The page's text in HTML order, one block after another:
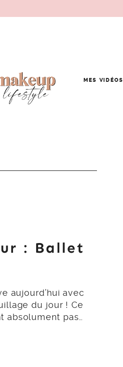
MES VIDÉOS
: Ballet
aujourd’hui avec
du jour ! Ce
absolument pas…